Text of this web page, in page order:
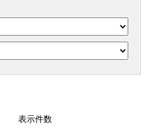
表示件数